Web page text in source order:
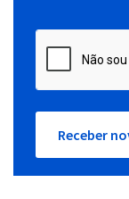
Receber